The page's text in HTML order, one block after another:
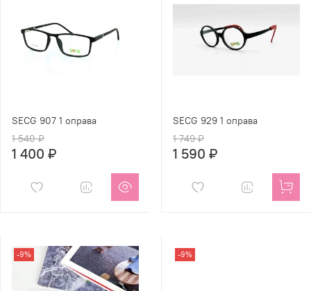
SECG 907 1 оправа
1 540 ₽
1 400 ₽
SECG 929 1 оправа
1 749 ₽
1 590 ₽
-9% -9%